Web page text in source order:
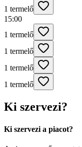
1 termelő
15:00
1 termelő
1 termelő
1 termelő
1 termelő
Ki szervezi?
Ki szervezi a piacot?